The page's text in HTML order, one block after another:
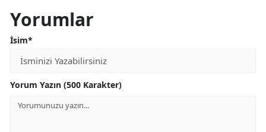
Yorumlar
İsim*
Yorum Yazın (500 Karakter)